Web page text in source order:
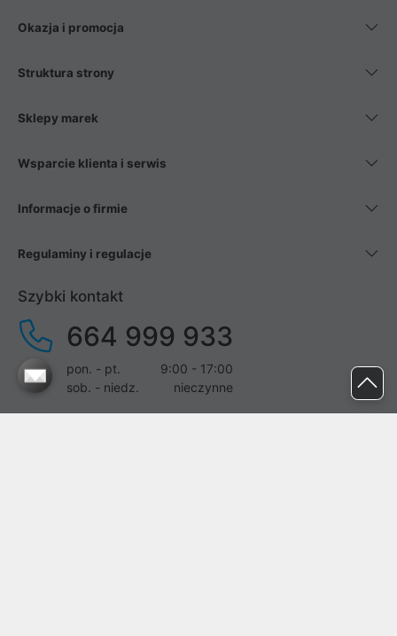
Okazja i promocja
Struktura strony
Sklepy marek
Wsparcie klienta i serwis
Informacje o firmie
Regulaminy i regulacje
Szybki kontakt
664 999 933
pon. - pt.
9:00 - 17:00
sob. - niedz.
nieczynne